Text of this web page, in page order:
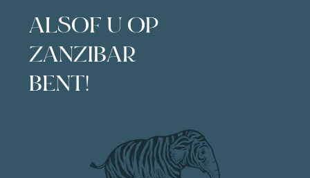
ALSOF U OP
ZANZIBAR
BENT!